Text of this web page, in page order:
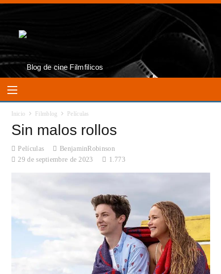
Inicio Filmblog Películas
Sin malos rollos
Películas
BenjaminRobinson
29 de septiembre de 2023
1.773